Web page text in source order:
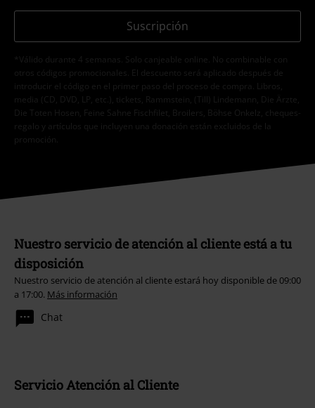
Suscripción
*Válido durante 4 semanas. Solo canjeable online. No combinable con
otros códigos promocionales. El descuento será aplicado después de
introducir el código en el primer paso del proceso de compra. Libros,
media (CD, DVD, LP, etc.), tickets, Rammstein, (Till) Lindemann, Die Ärzte,
Die Toten Hosen, Feine Sahne Fischfilet, Broilers, Böhse Onkelz, cheques-
regalo y artículos que incluyen una donación están excluidos de la
promoción.
Nuestro servicio de atención al cliente está a tu
disposición
Nuestro servicio de atención al cliente estará hoy disponible de 09:00
a 17:00. Más información
Chat
Servicio Atención al Cliente